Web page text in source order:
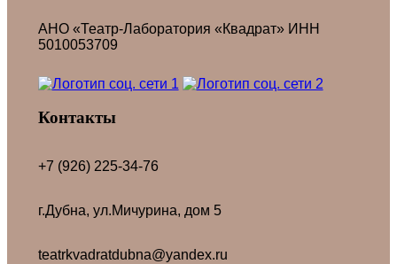
АНО «Театр-Лаборатория «Квадрат» ИНН
5010053709
Контакты
+7 (926) 225-34-76
г.Дубна, ул.Мичурина, дом 5
teatrkvadratdubna@yandex.ru